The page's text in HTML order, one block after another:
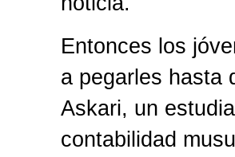
Entonces los
a pegarles hasta
Askari, un
contabilidad